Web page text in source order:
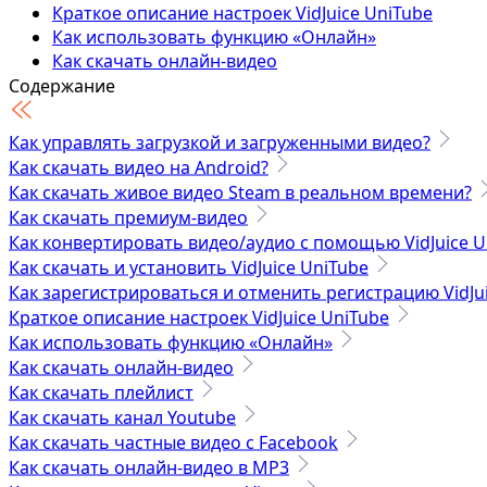
Краткое описание настроек VidJuice UniTube
Как использовать функцию «Онлайн»
Как скачать онлайн-видео
Как скачать плейлист
Как скачать частные видео с Facebook
Как скачать онлайн-видео в MP3
Как скачать частные видео Vimeo
Как скачать видео OnlyFans — 100% работает
Технические характеристики
Содержание
Как управлять загрузкой и загруженными видео?
Как скачать видео на Android?
Как скачать живое видео Steam в реальном времени?
Как скачать премиум-видео
Как конвертировать видео/аудио с помощью VidJuice
Как скачать и установить VidJuice UniTube
Как зарегистрироваться и отменить регистрацию
Краткое описание настроек VidJuice UniTube
Как использовать функцию «Онлайн»
Как скачать онлайн-видео
Как скачать плейлист
Как скачать канал Youtube
Как скачать частные видео с Facebook
Как скачать онлайн-видео в MP3